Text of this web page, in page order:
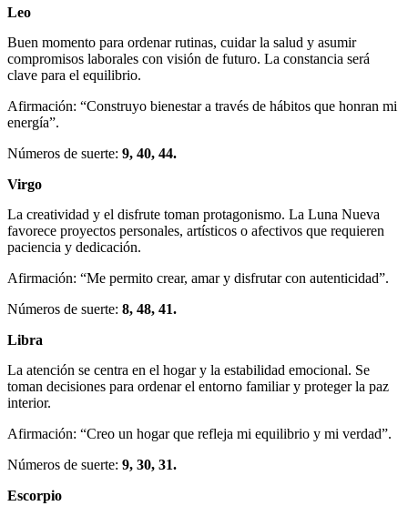
Leo
Buen momento para ordenar rutinas, cuidar la salud y asumir
compromisos laborales con visión de futuro. La constancia será
clave para el equilibrio.
Afirmación: “Construyo bienestar a través de hábitos que honran mi
energía”.
Números de suerte: 9, 40, 44.
Virgo
La creatividad y el disfrute toman protagonismo. La Luna Nueva
favorece proyectos personales, artísticos o afectivos que requieren
paciencia y dedicación.
Afirmación: “Me permito crear, amar y disfrutar con autenticidad”.
Números de suerte: 8, 48, 41.
Libra
La atención se centra en el hogar y la estabilidad emocional. Se
toman decisiones para ordenar el entorno familiar y proteger la paz
interior.
Afirmación: “Creo un hogar que refleja mi equilibrio y mi verdad”.
Números de suerte: 9, 30, 31.
Escorpio